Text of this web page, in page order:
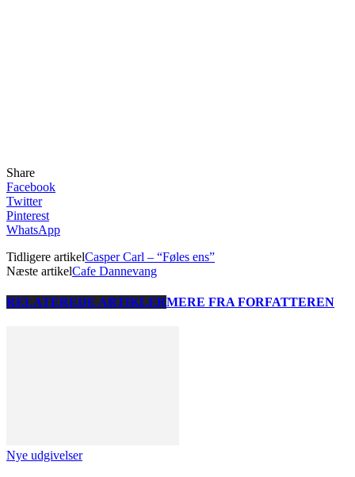
Share
Facebook
Twitter
Pinterest
WhatsApp
Tidligere artikelCasper Carl – “Føles ens”
Næste artikelCafe Dannevang
RELATEREDE ARTIKLERMERE FRA FORFATTEREN
Nye udgivelser